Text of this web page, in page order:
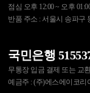
점심 오후 12:00 ~ 오후
반품 주소 : 서울시 송파구
국민은행
무통장 입금 결제 또는 교
예금주 : (주)에스에이코리